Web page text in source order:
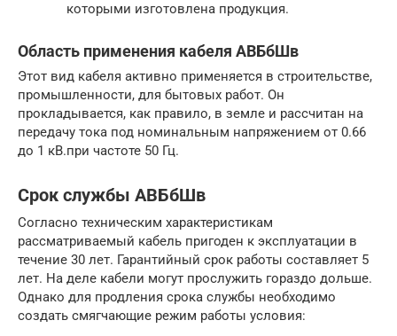
которыми изготовлена продукция.
Область применения кабеля АВБбШв
Этот вид кабеля активно применяется в строительстве,
промышленности, для бытовых работ. Он
прокладывается, как правило, в земле и рассчитан на
передачу тока под номинальным напряжением от 0.66
до 1 кВ.при частоте 50 Гц.
Срок службы АВБбШв
Согласно техническим характеристикам
рассматриваемый кабель пригоден к эксплуатации в
течение 30 лет. Гарантийный срок работы составляет 5
лет. На деле кабели могут прослужить гораздо дольше.
Однако для продления срока службы необходимо
создать смягчающие режим работы условия: